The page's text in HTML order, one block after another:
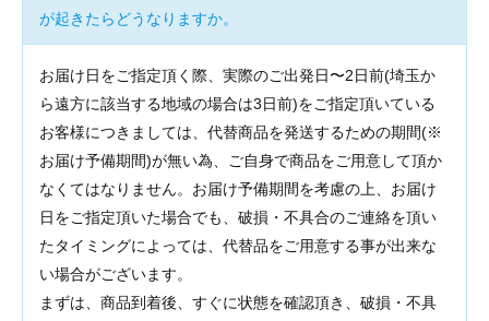
が起きたらどうなりますか。
お届け日をご指定頂く際、実際のご出発日〜2日前(埼玉か
ら遠方に該当する地域の場合は3日前)をご指定頂いている
お客様につきましては、代替商品を発送するための期間(※
お届け予備期間)が無い為、ご自身で商品をご用意して頂か
なくてはなりません。お届け予備期間を考慮の上、お届け
日をご指定頂いた場合でも、破損・不具合のご連絡を頂い
たタイミングによっては、代替品をご用意する事が出来な
い場合がございます。
まずは、商品到着後、すぐに状態を確認頂き、破損・不具